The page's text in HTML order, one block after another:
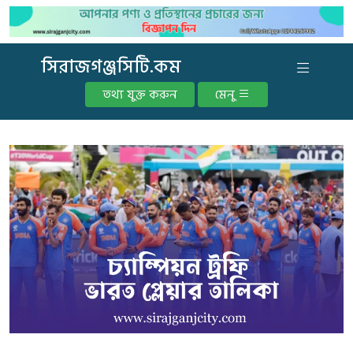
সিরাজগঞ্জসিটি.কম
তথ্য যুক্ত করুন মেনু